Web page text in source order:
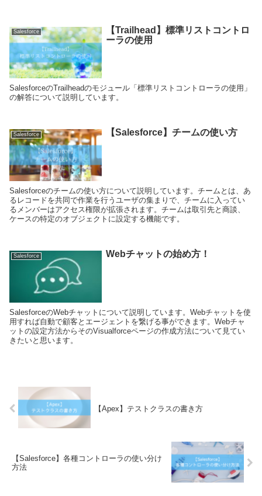
Salesforce
【Trailhead】標準リストコントロ
ーラの使用
SalesforceのTrailheadのモジュール「標準リストコントローラの使用」
の解答について説明しています。
Salesforce 【Salesforce】チームの使い方
Salesforceのチームの使い方について説明しています。チームとは、あ
るレコードを共同で作業を行うユーザの集まりで、チームに入ってい
るメンバーはアクセス権限が拡張されます。チームは取引先と商談、
ケースの特定のオブジェクトに設定する機能です。
Salesforce Webチャットの始め方！
SalesforceのWebチャットについて説明しています。Webチャットを使
用すれば自動で顧客とエージェントを繋げる事ができます。Webチャ
ットの設定方法からそのVisualforceページの作成方法について見てい
きたいと思います。
【Apex】テストクラスの書き方
【Salesforce】各種コントローラの使い分け
方法